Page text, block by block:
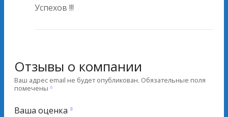
Успехов !!!
Отзывы о компании
Ваш адрес email не будет опубликован. Обязательные поля
помечены
Ваша оценка